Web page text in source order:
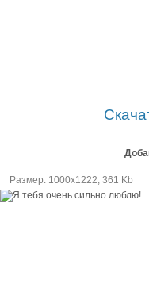
Размер: 1000х1222, 361 Kb